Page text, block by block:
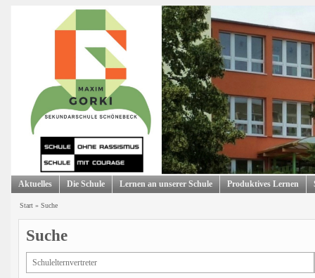
Aktuelles Die Schule Lernen an unserer Schule Produktives Lernen
Start» Suche
Suche